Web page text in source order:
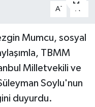
A- A
Mumcu, sosyal
TBMM
Milletvekili ve
Soylu'nun
duyurdu.